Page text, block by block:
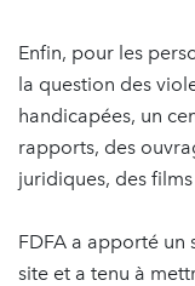
Enfin, pour les
la question des
handicapées, un
rapports, des
juridiques, des
FDFA a apporté un
site et a tenu à